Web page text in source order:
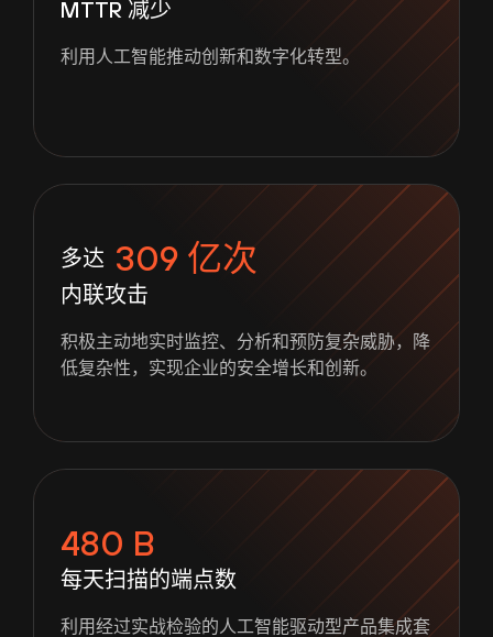
MTTR 减少
利用人工智能推动创新和数字化转型。
多达 309 亿次
内联攻击
积极主动地实时监控、分析和预防复杂威胁，降
低复杂性，实现企业的安全增长和创新。
480 B
每天扫描的端点数
利用经过实战检验的人工智能驱动型产品集成套